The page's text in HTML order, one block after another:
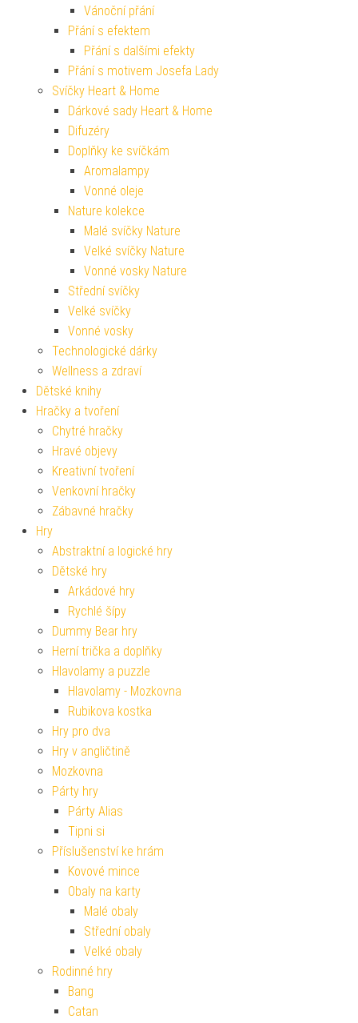
Vánoční přání
Přání s efektem
Přání s dalšími efekty
Přání s motivem Josefa Lady
Svíčky Heart & Home
Dárkové sady Heart & Home
Difuzéry
Doplňky ke svíčkám
Aromalampy
Vonné oleje
Nature kolekce
Malé svíčky Nature
Velké svíčky Nature
Vonné vosky Nature
Střední svíčky
Velké svíčky
Vonné vosky
Technologické dárky
Wellness a zdraví
Dětské knihy
Hračky a tvoření
Chytré hračky
Hravé objevy
Kreativní tvoření
Venkovní hračky
Zábavné hračky
Hry
Abstraktní a logické hry
Dětské hry
Arkádové hry
Rychlé šípy
Dummy Bear hry
Herní trička a doplňky
Hlavolamy a puzzle
Hlavolamy - Mozkovna
Rubikova kostka
Hry pro dva
Hry v angličtině
Mozkovna
Párty hry
Párty Alias
Tipni si
Příslušenství ke hrám
Kovové mince
Obaly na karty
Malé obaly
Střední obaly
Velké obaly
Rodinné hry
Bang
Catan